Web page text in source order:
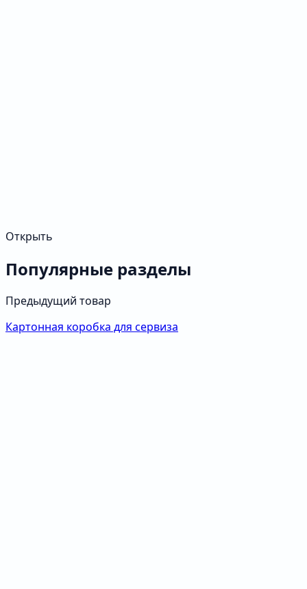
Открыть
Популярные разделы
Предыдущий товар
Картонная коробка для сервиза